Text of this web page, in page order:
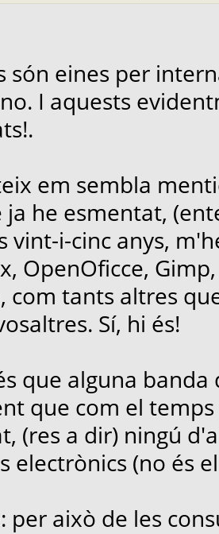
són eines per
I aquests
em sembla
ja he esmentat,
vint-i-cinc anys,
OpenOficce,
com tants altres
Sí, hi és!
que alguna
que com el
(res a dir) ningú
electrònics (no és
per això de les